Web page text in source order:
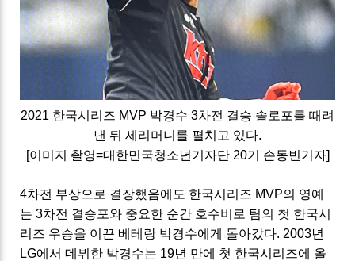
2021 한국시리즈 MVP 박경수 3차전 결승 솔로포를 때려
낸 뒤 세리머니를 펼치고 있다.
[이미지 촬영=대한민국청소년기자단 20기 손동빈기자]
4차전 부상으로 결장했음에도 한국시리즈 MVP의 영예
는 3차전 결승포와 중요한 순간 호수비로 팀의 첫 한국시
리즈 우승을 이끈 베테랑 박경수에게 돌아갔다. 2003년
LG에서 데뷔한 박경수는 19년 만에 첫 한국시리즈에 올